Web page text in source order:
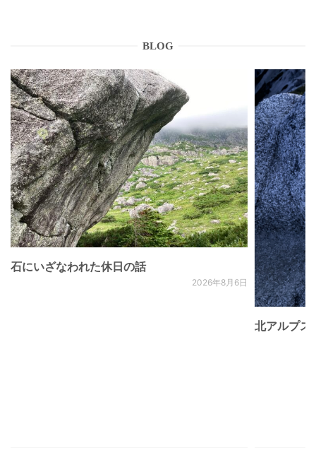
BLOG
石にいざなわれた休日の話
2026年8月6日
北アルプ